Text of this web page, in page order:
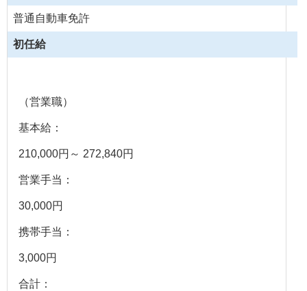
普通自動車免許
初任給
（営業職）
基本給：
210,000円～ 272,840円
営業手当：
30,000円
携帯手当：
3,000円
合計：